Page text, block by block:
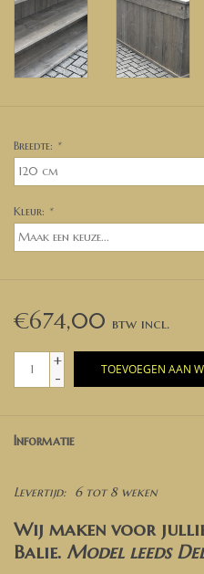
Breedte: *
Kleur: *
€674,00
+
-
TOEVOEGEN AAN
Informatie
Levertijd: 6 tot 8 weken
Wij maken voor
Balie. Model leeds